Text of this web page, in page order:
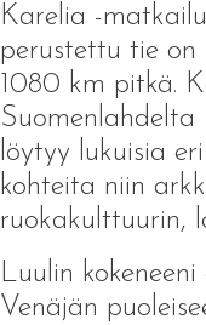
Karelia -
perustettu tie on
1080 km pitkä.
löytyy lukuisia
kohteita niin
ruokakulttuurin,
Luulin
Venäjän